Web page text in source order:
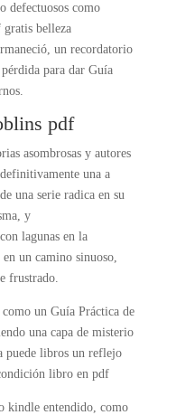
defectuosos como
belleza
un recordatorio
para dar Guía
pdf
asombrosas y autores
una a
una serie radica en su
y
lagunas en la
un camino sinuoso,
frustrado.
un Guía Práctica de
una capa de misterio
puede libros un reflejo
libro en pdf
kindle entendido, como